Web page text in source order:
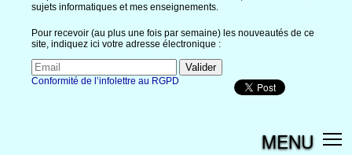
sujets informatiques et mes enseignements.
Pour recevoir (au plus une fois par semaine) les nouveautés de ce
site, indiquez ici votre adresse électronique :
Conformité de l’infolettre au RGPD
MENU